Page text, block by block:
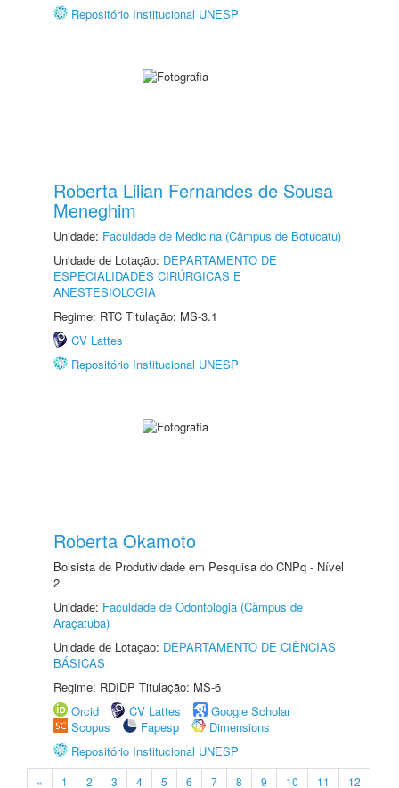
Repositório Institucional UNESP
Roberta Lilian Fernandes de Sousa
Meneghim
Unidade: Faculdade de Medicina (Câmpus de Botucatu)
Unidade de Lotação: DEPARTAMENTO DE
ESPECIALIDADES CIRÚRGICAS E
ANESTESIOLOGIA
Regime: RTC Titulação: MS-3.1
CV Lattes
Repositório Institucional UNESP
Roberta Okamoto
Bolsista de Produtividade em Pesquisa do CNPq - Nível
2
Unidade: Faculdade de Odontologia (Câmpus de
Araçatuba)
Unidade de Lotação: DEPARTAMENTO DE CIÊNCIAS
BÁSICAS
Regime: RDIDP Titulação: MS-6
Orcid
CV Lattes
Google Scholar
Scopus
Fapesp
Dimensions
Repositório Institucional UNESP
« 1 2 3 4 5 6 7 8 9 10 11
12